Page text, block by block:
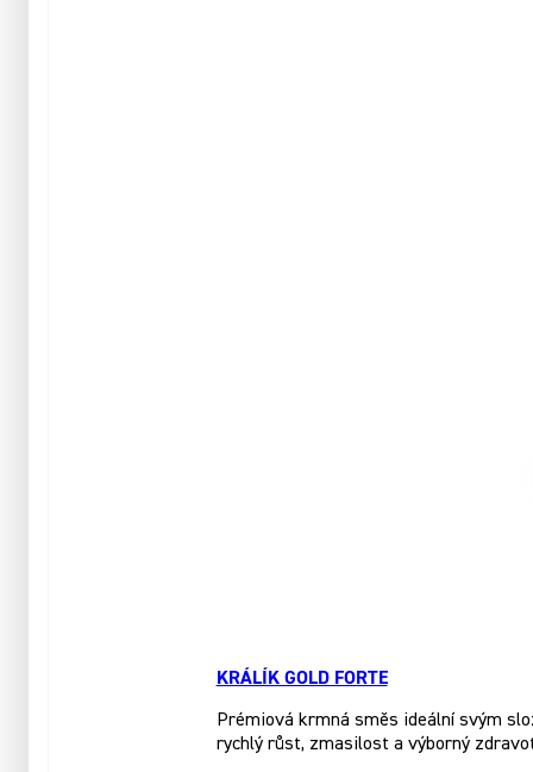
KRÁLÍK GOLD FORTE
Prémiová krmná směs ideální svým
rychlý růst, zmasilost a výborný